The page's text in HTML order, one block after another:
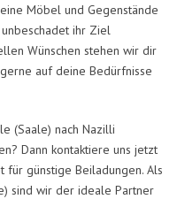
Möbel und Gegenstände
ihr Ziel
Wünschen stehen wir dir
auf deine Bedürfnisse
(Saale) nach Nazilli
Dann kontaktiere uns jetzt
günstige Beiladungen. Als
sind wir der ideale Partner